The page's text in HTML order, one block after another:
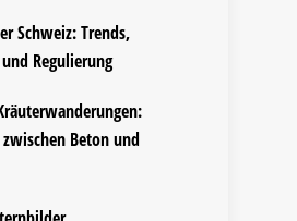
Schweiz: Trends,
Regulierung
Beton und